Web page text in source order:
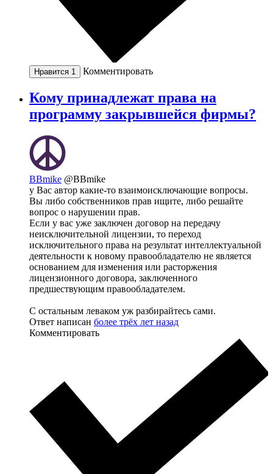
Нравится 1 Комментировать
Кому принадлежат права на
программу закрывшейся фирмы?
BBmike @BBmike
у Вас автор какие-то взаимоисключающие вопросы.
Вы либо собственников прав ищите, либо решайте
вопрос о нарушении прав.
Если у вас уже заключен договор на передачу
неисключительной лицензии, то переход
исключительного права на результат интеллектуальной
деятельности к новому правообладателю не является
основанием для изменения или расторжения
лицензионного договора, заключенного
предшествующим правообладателем.
С остальным леваком уж разбирайтесь сами.
Ответ написан более трёх лет назад
Комментировать